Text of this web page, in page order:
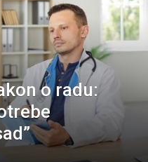
o radu: